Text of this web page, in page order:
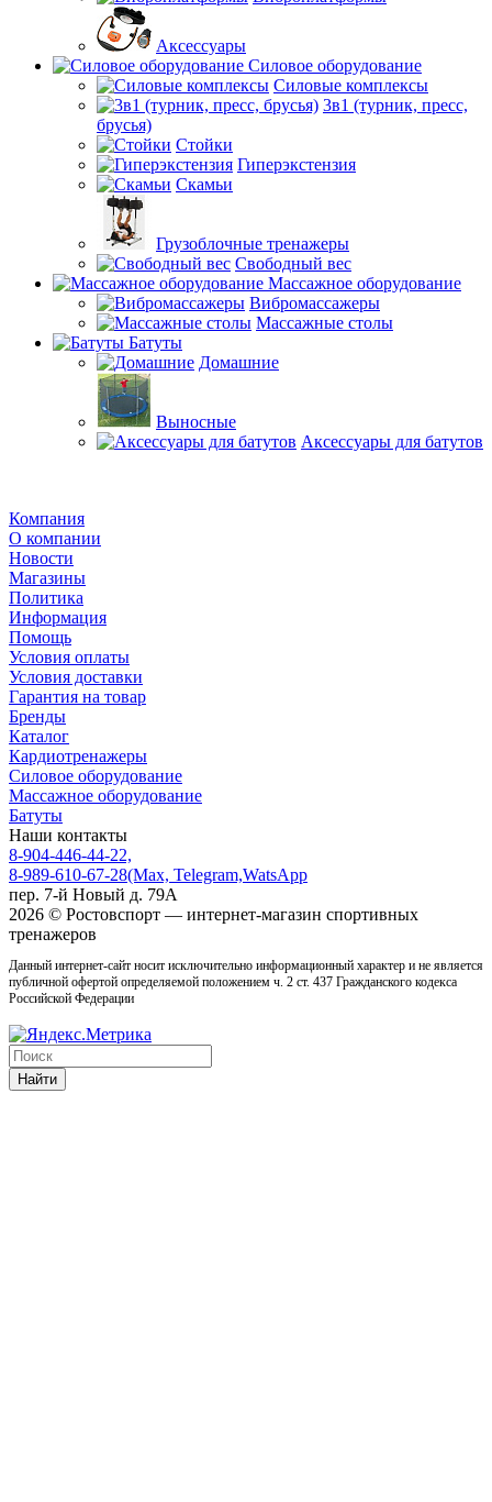
Аксессуары
Силовое оборудование
Силовые комплексы
3в1 (турник, пресс,
брусья)
Стойки
Гиперэкстензия
Скамьи
Грузоблочные тренажеры
Свободный вес
Массажное оборудование
Вибромассажеры
Массажные столы
Батуты
Домашние
Выносные
Аксессуары для батутов
Компания
О компании
Новости
Магазины
Политика
Информация
Помощь
Условия оплаты
Условия доставки
Гарантия на товар
Бренды
Каталог
Кардиотренажеры
Силовое оборудование
Массажное оборудование
Батуты
Наши контакты
8-904-446-44-22,
8-989-610-67-28(Max, Telegram,WatsApp
пер. 7-й Новый д. 79А
2026 © Ростовcпорт — интернет-магазин спортивных
тренажеров
Данный интернет-сайт носит исключительно информационный характер и не является
публичной офертой определяемой положением ч. 2 ст. 437 Гражданского кодекса
Российской Федерации
Найти